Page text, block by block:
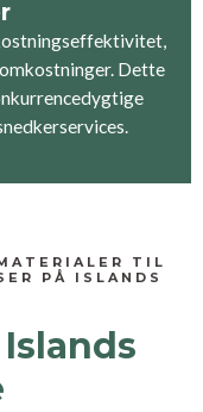
Dette
TIL
PÅ ISLANDS